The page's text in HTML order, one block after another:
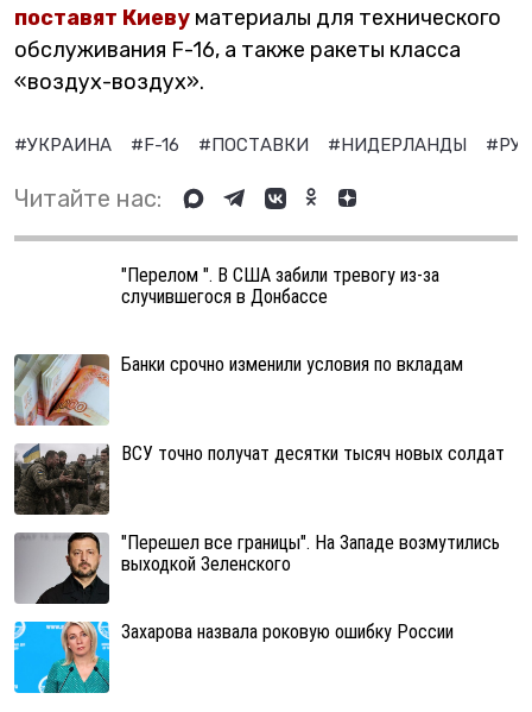
поставят Киеву материалы для технического
обслуживания F-16, а также ракеты класса
«воздух-воздух».
#УКРАИНА #F-16 #ПОСТАВКИ #НИДЕРЛАНДЫ
Читайте нас:
"Перелом ". В США забили тревогу из-за
случившегося в Донбассе
Банки срочно изменили условия по вкладам
ВСУ точно получат десятки тысяч новых солдат
"Перешел все границы". На Западе возмутились
выходкой Зеленского
Захарова назвала роковую ошибку России